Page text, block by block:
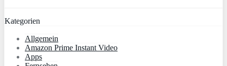
Kategorien
Allgemein
Amazon Prime Instant Video
Apps